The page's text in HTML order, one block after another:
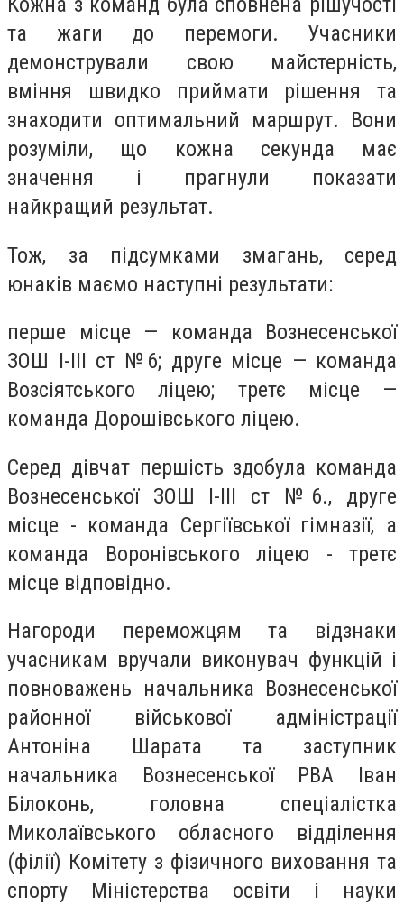
та жаги до перемоги. Учасники
демонстрували свою майстерність,
вміння швидко приймати рішення та
знаходити оптимальний маршрут. Вони
розуміли, що кожна секунда має
значення і прагнули показати
найкращий результат.
Тож, за підсумками змагань, серед
юнаків маємо наступні результати:
перше місце — команда Вознесенської
ЗОШ І-ІІІ ст №6; друге місце — команда
Возсіятського ліцею; третє місце —
команда Дорошівського ліцею.
Серед дівчат першість здобула команда
Вознесенської ЗОШ І-ІІІ ст №6., друге
місце - команда Сергіївської гімназії, а
команда Воронівського ліцею - третє
місце відповідно.
Нагороди переможцям та відзнаки
учасникам вручали виконувач функцій і
повноважень начальника Вознесенської
районної військової адміністрації
Антоніна Шарата та заступник
начальника Вознесенської РВА Іван
Білоконь, головна спеціалістка
Миколаївського обласного відділення
(філії) Комітету з фізичного виховання та
спорту Міністерства освіти і науки